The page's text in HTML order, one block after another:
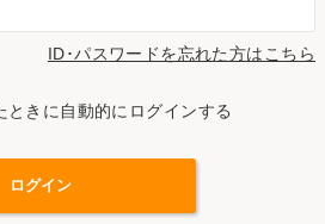
ID･パスワードを忘れた方はこちら
ときに自動的にログインする